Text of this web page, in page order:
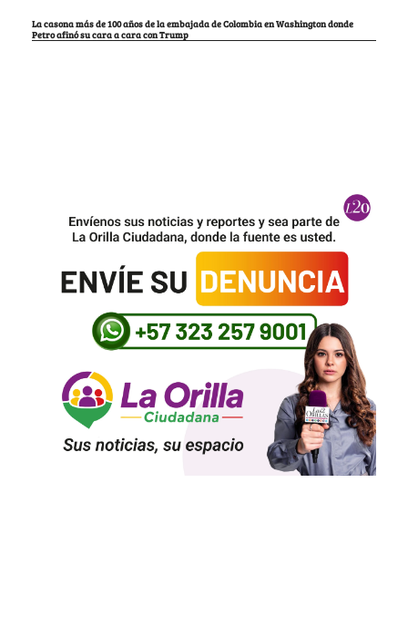
La casona más de 100 años de la embajada de Colombia en Washington donde
Petro afinó su cara a cara con Trump